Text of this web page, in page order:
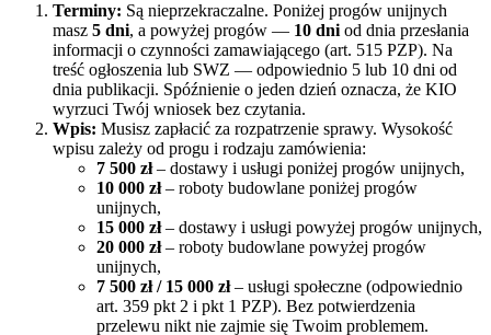
Terminy: Są nieprzekraczalne. Poniżej progów unijnych
masz 5 dni, a powyżej progów — 10 dni od dnia przesłania
informacji o czynności zamawiającego (art. 515 PZP). Na
treść ogłoszenia lub SWZ — odpowiednio 5 lub 10 dni od
dnia publikacji. Spóźnienie o jeden dzień oznacza, że KIO
wyrzuci Twój wniosek bez czytania.
Wpis: Musisz zapłacić za rozpatrzenie sprawy. Wysokość
wpisu zależy od progu i rodzaju zamówienia:
7 500 zł– dostawy i usługi poniżej progów unijnych,
10 000 zł– roboty budowlane poniżej progów
unijnych,
15 000 zł– dostawy i usługi powyżej progów unijnych,
20 000 zł– roboty budowlane powyżej progów
unijnych,
7 500 zł / 15 000 zł– usługi społeczne (odpowiednio
art. 359 pkt 2 i pkt 1 PZP). Bez potwierdzenia
przelewu nikt nie zajmie się Twoim problemem.